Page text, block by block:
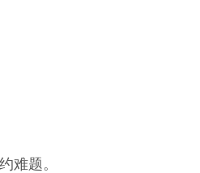
难题。